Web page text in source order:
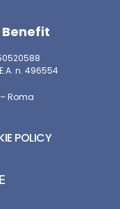
Benefit
n. 496554
Roma
POLICY